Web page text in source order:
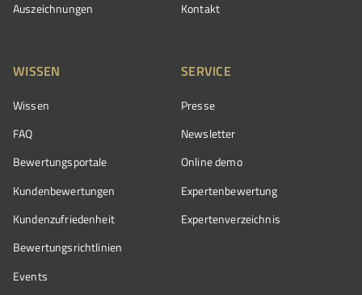
Auszeichnungen
Kontakt
WISSEN
Wissen
FAQ
Bewertungsportale
Kundenbewertungen
Kundenzufriedenheit
Bewertungs­richtlinien
Events
SERVICE
Presse
Newsletter
Online demo
Expertenbewertung
Expertenverzeichnis